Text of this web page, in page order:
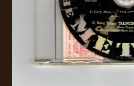
CONTACT
CONNEXION